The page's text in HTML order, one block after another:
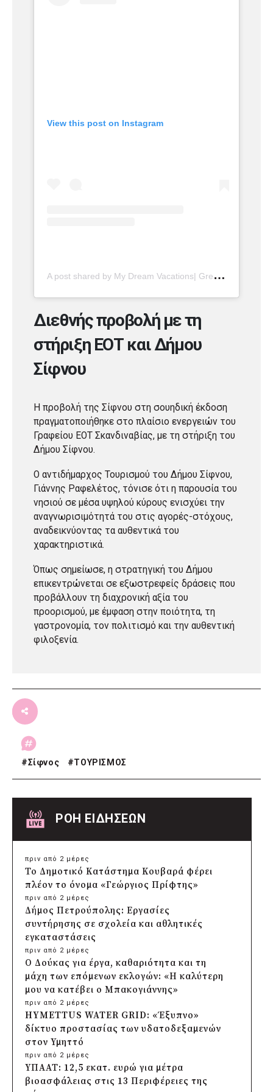
View this post on Instagram
A
post shared by My Dream Vacations| Greece Villas & Hotels (@mydreamvacations_)
Διεθνής προβολή με τη
στήριξη ΕΟΤ και Δήμου
Σίφνου
Η προβολή της Σίφνου στη σουηδική έκδοση
πραγματοποιήθηκε στο πλαίσιο ενεργειών του
Γραφείου ΕΟΤ Σκανδιναβίας, με τη στήριξη του
Δήμου Σίφνου.
Ο αντιδήμαρχος Τουρισμού του Δήμου Σίφνου,
Γιάννης Ραφελέτος, τόνισε ότι η παρουσία του
νησιού σε μέσα υψηλού κύρους ενισχύει την
αναγνωρισιμότητά του στις αγορές-στόχους,
αναδεικνύοντας τα αυθεντικά του
χαρακτηριστικά.
Όπως σημείωσε, η στρατηγική του Δήμου
επικεντρώνεται σε εξωστρεφείς δράσεις που
προβάλλουν τη διαχρονική αξία του
προορισμού, με έμφαση στην ποιότητα, τη
γαστρονομία, τον πολιτισμό και την αυθεντική
φιλοξενία.
#Σίφνος #ΤΟΥΡΙΣΜΟΣ
ΡΟΗ ΕΙΔΗΣΕΩΝ
πριν από 2 μέρες
Το Δημοτικό Κατάστημα Κουβαρά φέρει
πλέον το όνομα «Γεώργιος Πρίφτης»
πριν από 2 μέρες
Δήμος Πετρούπολης: Εργασίες
συντήρησης σε σχολεία και αθλητικές
εγκαταστάσεις
πριν από 2 μέρες
Ο Δούκας για έργα, καθαριότητα και τη
μάχη των επόμενων εκλογών: «Η καλύτερη
μου να κατέβει ο Μπακογιάννης»
πριν από 2 μέρες
HYMETTUS WATER GRID: «Έξυπνο»
δίκτυο προστασίας των υδατοδεξαμενών
στον Υμηττό
πριν από 2 μέρες
ΥΠΑΑΤ: 12,5 εκατ. ευρώ για μέτρα
βιοασφάλειας στις 13 Περιφέρειες της